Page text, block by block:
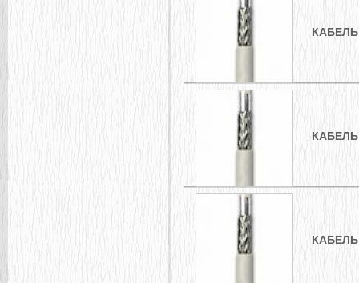
КАБЕЛЬ
КАБЕЛЬ
КАБЕЛЬ